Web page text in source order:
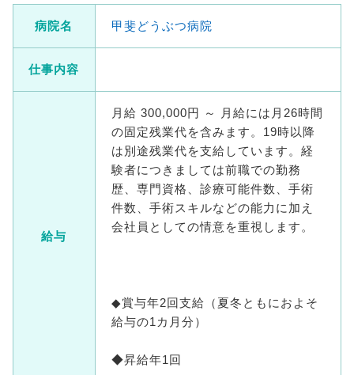
病院名 甲斐どうぶつ病院
仕事内容
給与
月給 300,000円 ～ 月給には月26時間
の固定残業代を含みます。19時以降
は別途残業代を支給しています。経
験者につきましては前職での勤務
歴、専門資格、診療可能件数、手術
件数、手術スキルなどの能力に加え
会社員としての情意を重視します。
◆賞与年2回支給（夏冬ともにおよそ
給与の1カ月分）
◆昇給年1回